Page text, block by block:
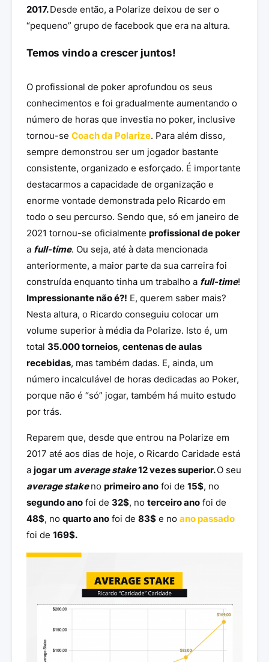
2017.Desde então, a Polarize deixou de ser o
“pequeno” grupo de facebook que era na altura.
Temos vindo a crescer juntos!
O profissional de poker aprofundou os seus
conhecimentos e foi gradualmente aumentando o
número de horas que investia no poker, inclusive
tornou-se Coach da Polarize. Para além disso,
sempre demonstrou ser um jogador bastante
consistente, organizado e esforçado. É importante
destacarmos a capacidade de organização e
enorme vontade demonstrada pelo Ricardo em
todo o seu percurso. Sendo que, só em janeiro de
2021 tornou-se oficialmente profissional de poker
a full-time. Ou seja, até à data mencionada
anteriormente, a maior parte da sua carreira foi
construída enquanto tinha um trabalho a full-time!
Impressionante não é?! E, querem saber mais?
Nesta altura, o Ricardo conseguiu colocar um
volume superior à média da Polarize. Isto é, um
total 35.000 torneios, centenas de aulas
recebidas, mas também dadas. E, ainda, um
número incalculável de horas dedicadas ao Poker,
porque não é “só” jogar, também há muito estudo
por trás.
Reparem que, desde que entrou na Polarize em
2017 até aos dias de hoje, o Ricardo Caridade está
a jogar um average stake12 vezes superior.O seu
average stakeno primeiro ano foi de 15$, no
segundo ano foi de 32$, no terceiro ano foi de
48$, no quarto ano foi de 83$ e no ano passado
foi de 169$.